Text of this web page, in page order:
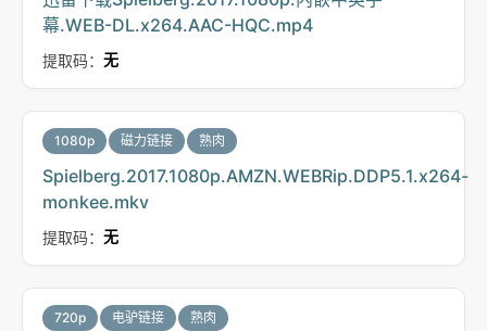
幕.WEB-DL.x264.AAC-HQC.mp4
提取码： 无
1080p 磁力链接 熟肉
Spielberg.2017.1080p.AMZN.WEBRip.DDP5.1.x264-
monkee.mkv
提取码： 无
720p 电驴链接 熟肉